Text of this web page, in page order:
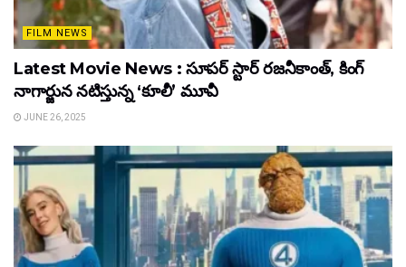
FILM NEWS
Latest Movie News : సూపర్ స్టార్ రజనీకాంత్, కింగ్
నాగార్జున నటిస్తున్న ‘కూలీ’ మూవీ
JUNE 26, 2025